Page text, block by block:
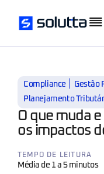
Compliance Gestão
Planejamento
O que muda
os impactos
TEMPO DE LEITURA
Média de 1 a 5 minutos